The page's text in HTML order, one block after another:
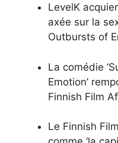
LevelK
axée sur la
Outbursts of
La comédie
Emotion’
Finnish Film
Le Finnish